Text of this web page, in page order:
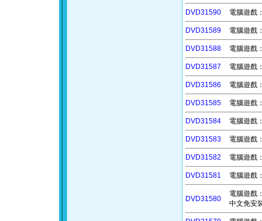
DVD31590 電腦遊戲
DVD31589 電腦遊戲
DVD31588 電腦遊戲
DVD31587 電腦遊戲
DVD31586 電腦遊戲
DVD31585 電腦遊戲
DVD31584 電腦遊戲
DVD31583 電腦遊戲
DVD31582 電腦遊戲
DVD31581 電腦遊戲
DVD31580
電腦遊戲
中文免安